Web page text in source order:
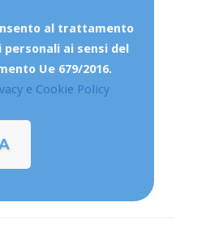
al trattamento
personali ai sensi del
Ue 679/2016.
e Cookie Policy